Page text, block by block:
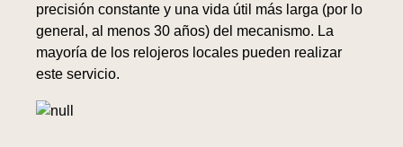
precisión constante y una vida útil más larga (por lo
general, al menos 30 años) del mecanismo. La
mayoría de los relojeros locales pueden realizar
este servicio.